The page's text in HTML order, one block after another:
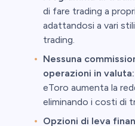
di fare trading a
adattandosi a vari
trading.
Nessuna
operazioni in valuta:
eToro aumenta la
eliminando i costi di
Opzioni di leva